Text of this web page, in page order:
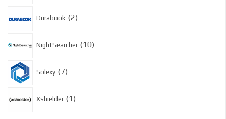
Durabook 2
NightSearcher 10
Solexy 7
Xshielder 1